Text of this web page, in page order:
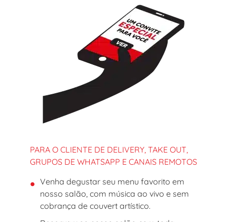
PARA O CLIENTE DE DELIVERY, TAKE OUT,
GRUPOS DE WHATSAPP E CANAIS REMOTOS
Venha degustar seu menu favorito em
nosso salão, com música ao vivo e sem
cobrança de couvert artístico.